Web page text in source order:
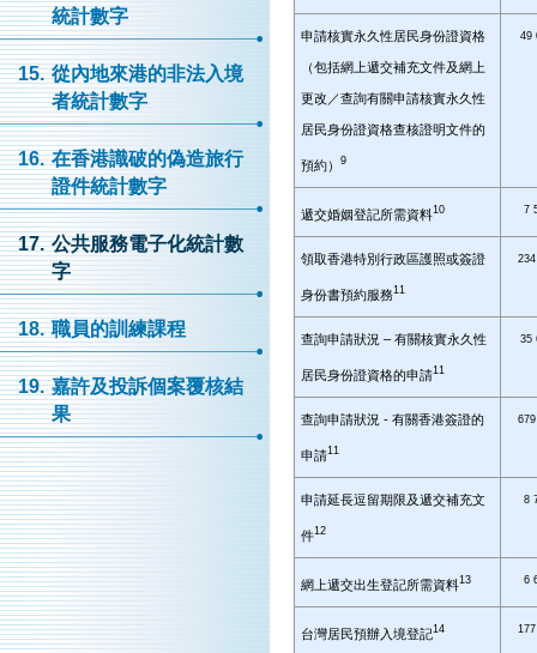
統計數字
15. 從內地來港的非法入境
者統計數字
16. 在香港識破的偽造旅行
證件統計數字
17. 公共服務電子化統計數
字
18. 職員的訓練課程
19. 嘉許及投訴個案覆核結
果
申請核實永久性居民身份證資格
（包括網上遞交補充文件及網上
更改／查詢有關申請核實永久性
居民身份證資格查核證明文件的
預約） 9
49
遞交婚姻登記所需資料10 7
領取香港特別行政區護照或簽證
身份書預約服務11
查詢申請狀況 – 有關核實永久性
居民身份證資格的申請11
35
查詢申請狀況 - 有關香港簽證的
申請11
申請延長逗留期限及遞交補充文
件12
8
網上遞交出生登記所需資料13 6
台灣居民預辦入境登記14